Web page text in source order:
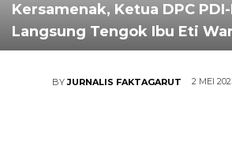
Kersamenak, Ketua DPC
Langsung Tengok Ibu Eti
BY JURNALIS FAKTAGARUT 2 MEI